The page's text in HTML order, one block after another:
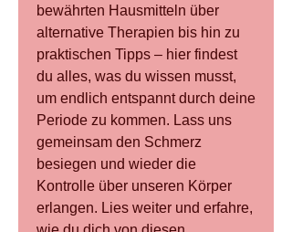
bewährten Hausmitteln über
alternative Therapien bis hin zu
praktischen Tipps – hier findest
du alles, was du wissen musst,
um endlich entspannt durch deine
Periode zu kommen. Lass uns
gemeinsam den Schmerz
besiegen und wieder die
Kontrolle über unseren Körper
erlangen. Lies weiter und erfahre,